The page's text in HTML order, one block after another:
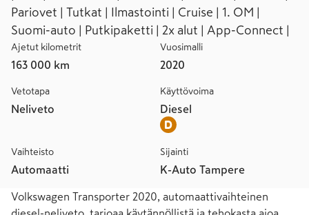
Pariovet | Tutkat | Ilmastointi | Cruise | 1. OM |
Suomi-auto | Putkipaketti | 2x alut | App-Connect |
Ajetut kilometrit
163 000 km
Vuosimalli
2020
Vetotapa
Neliveto
Käyttövoima
Diesel
Vaihteisto
Automaatti
Sijainti
K-Auto Tampere
Volkswagen Transporter 2020, automaattivaihteinen